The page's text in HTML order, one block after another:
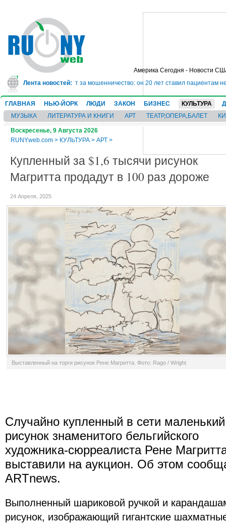
Америка Сегодня - Новости
Лента новостей:
в тюрьму на 10 лет за мошенничество: он 20 лет ставил пациентам
ГЛАВНАЯ НЬЮ-ЙОРК ЛЮДИ ЗАКОН БИЗНЕС КУЛЬТУРА
МУЗЫКА
ЛИТЕРАТУРА И КНИГИ АРТ ТЕАТР,ОПЕРА,БАЛЕТ
Воскресенье, 9 Августа 2026
RUNYweb.com > КУЛЬТУРА > АРТ >
Купленный за $1,6 тысячи рисунок
Магритта продадут в 100 раз дороже
24 Апреля, 2025
Выставленный на торги рисунок Рене Магритта. Фото: Rago / Wright
Случайно купленный в сети маленький
рисунок знаменитого бельгийского
художника-сюрреалиста Рене
выставили на аукцион. Об этом
ARTnews.
Выполненный шариковой ручкой и
рисунок, изображающий гигантские